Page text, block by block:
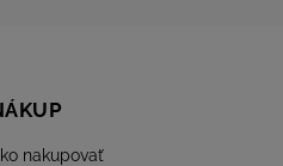
nakupovať